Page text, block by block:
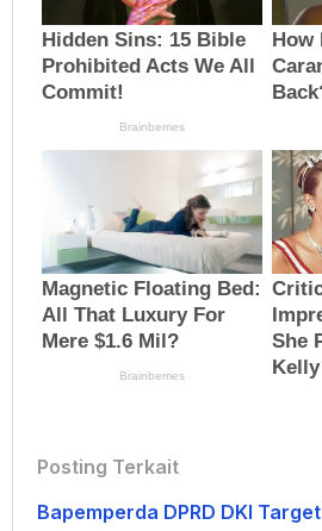
Posting Terkait
Bapemperda DPRD DKI